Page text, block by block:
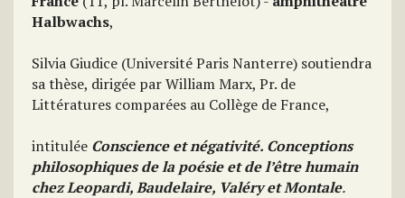
Halbwachs,
Silvia Giudice (Université Paris Nanterre) soutiendra
sa thèse, dirigée par William Marx, Pr. de
Littératures comparées au Collège de France,
intitulée Conscience et négativité. Conceptions
philosophiques de la poésie et de l’être humain
chez Leopardi, Baudelaire, Valéry et Montale.